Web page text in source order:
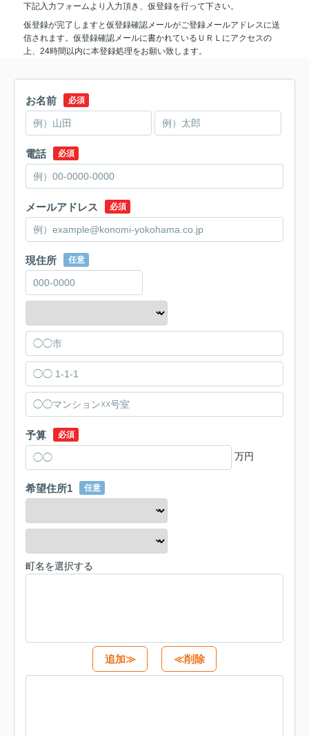
下記入力フォームより入力頂き、仮登録を行って下さい。
仮登録が完了しますと仮登録確認メールがご登録メールアドレスに送
信されます。仮登録確認メールに書かれているＵＲＬにアクセスの
上、24時間以内に本登録処理をお願い致します。
お名前 必須
電話 必須
メールアドレス 必須
現住所 任意
予算 必須
万円
希望住所1 任意
町名を選択する
追加≫ ≪削除